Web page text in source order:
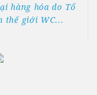
hàng hóa do Tổ
thế giới WC...